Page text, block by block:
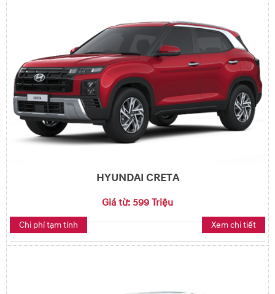
HYUNDAI CRETA
Giá từ: 599 Triệu
Chi phí tạm tính Xem chi tiết